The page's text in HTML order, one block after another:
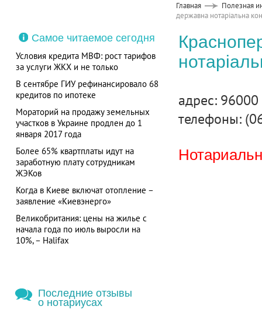
Главная
Полезная
державна нотаріальна
Самое читаемое сегодня
Условия кредита МВФ: рост тарифов
за услуги ЖКХ и не только
В сентябре ГИУ рефинансировало 68
кредитов по ипотеке
Мораторий на продажу земельных
участков в Украине продлен до 1
января 2017 года
Более 65% квартплаты идут на
заработную плату сотрудникам
ЖЭКов
Когда в Киеве включат отопление –
заявление «Киевэнерго»
Великобритания: цены на жилье с
начала года по июль выросли на
10%, – Halifax
Последние отзывы
о нотариусах
адрес: 96000
телефоны: